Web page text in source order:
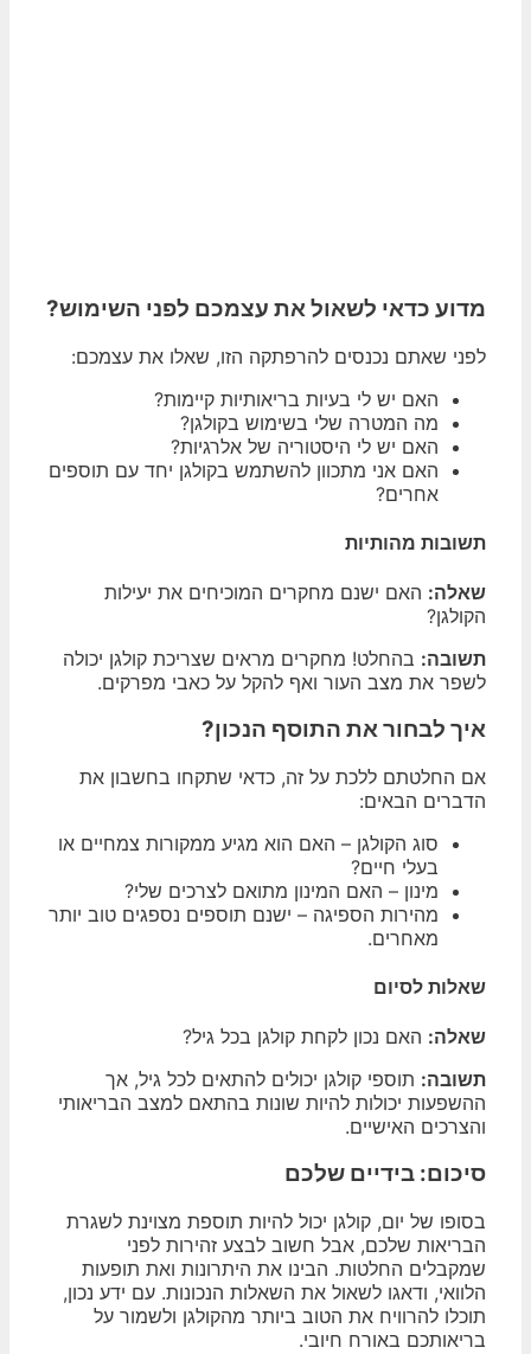
מדוע כדאי לשאול את עצמכם לפני השימוש?
לפני שאתם נכנסים להרפתקה הזו, שאלו את עצמכם:
האם יש לי בעיות בריאותיות קיימות?
מה המטרה שלי בשימוש בקולגן?
האם יש לי היסטוריה של אלרגיות?
האם אני מתכוון להשתמש בקולגן יחד עם תוספים
אחרים?
תשובות מהותיות
שאלה:האם ישנם מחקרים המוכיחים את יעילות
הקולגן?
תשובה:בהחלט! מחקרים מראים שצריכת קולגן יכולה
לשפר את מצב העור ואף להקל על כאבי מפרקים.
איך לבחור את התוסף הנכון?
אם החלטתם ללכת על זה, כדאי שתקחו בחשבון את
הדברים הבאים:
סוג הקולגן – האם הוא מגיע ממקורות צמחיים או
בעלי חיים?
מינון – האם המינון מתואם לצרכים שלי?
מהירות הספיגה – ישנם תוספים נספגים טוב יותר
מאחרים.
שאלות לסיום
שאלה:האם נכון לקחת קולגן בכל גיל?
תשובה:תוספי קולגן יכולים להתאים לכל גיל, אך
ההשפעות יכולות להיות שונות בהתאם למצב הבריאותי
והצרכים האישיים.
סיכום: בידיים שלכם
בסופו של יום, קולגן יכול להיות תוספת מצוינת לשגרת
הבריאות שלכם, אבל חשוב לבצע זהירות לפני
שמקבלים החלטות. הבינו את היתרונות ואת תופעות
הלוואי, ודאגו לשאול את השאלות הנכונות. עם ידע נכון,
תוכלו להרוויח את הטוב ביותר מהקולגן ולשמור על
בריאותכם באורח חיובי.